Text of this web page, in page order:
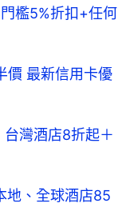
檻5%折扣+任何
價 最新信用卡優
灣酒店8折起＋
、全球酒店85